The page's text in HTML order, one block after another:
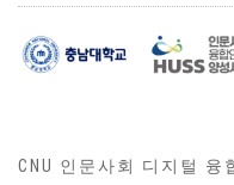
CNU 인문사회 디지털 융